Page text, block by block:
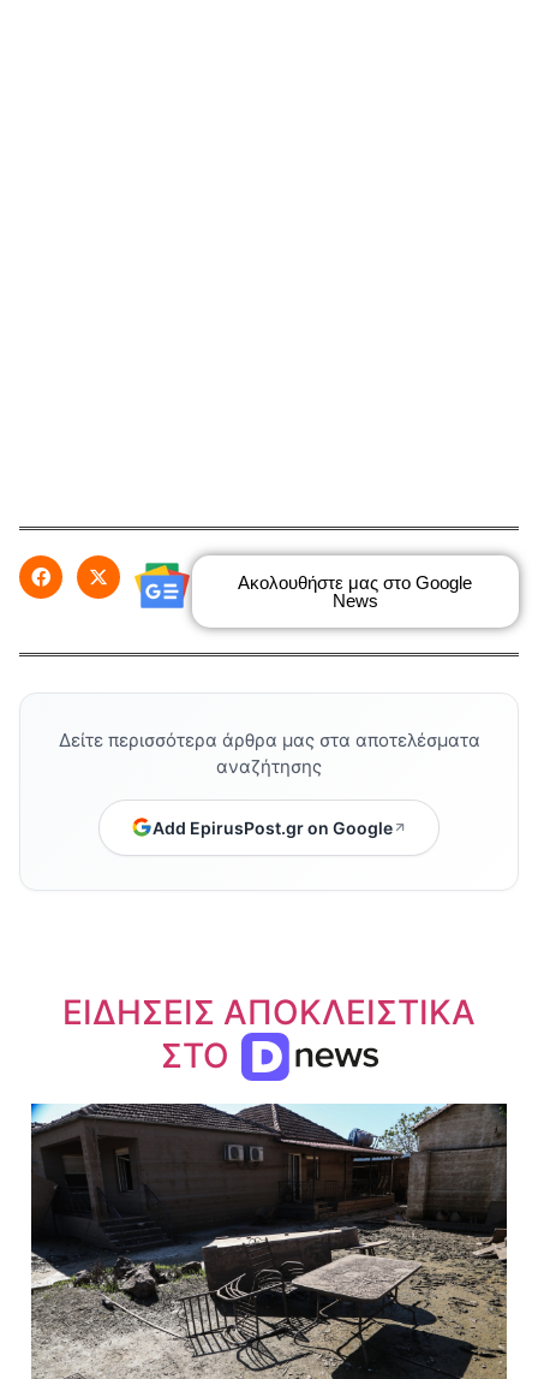
Ακολουθήστε μας στο Google
News
Δείτε περισσότερα άρθρα μας στα αποτελέσματα
αναζήτησης
Add EpirusPost.gr on Google
ΕΙΔΗΣΕΙΣ ΑΠΟΚΛΕΙΣΤΙΚΑ
ΣΤΟ